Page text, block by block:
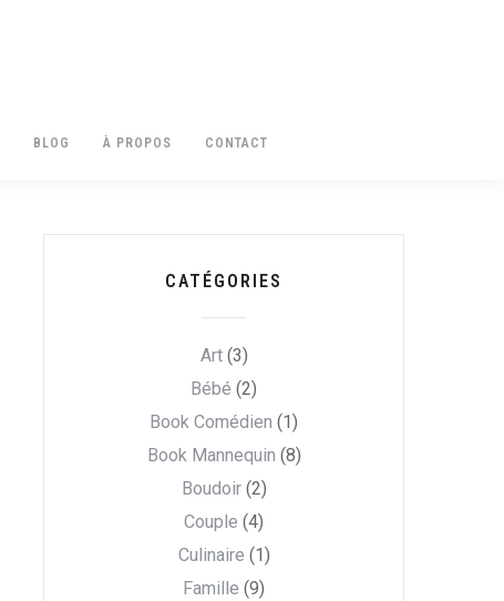
BLOG À PROPOS CONTACT
CATÉGORIES
Art(3)
Bébé (2)
Book Comédien (1)
Book Mannequin (8)
Boudoir(2)
Couple (4)
Culinaire (1)
Famille (9)